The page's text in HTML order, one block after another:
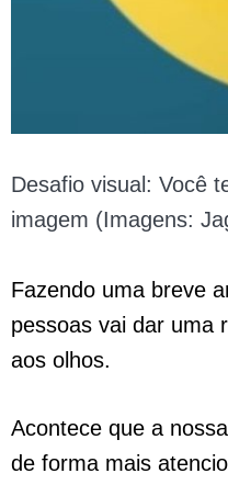
Desafio visual: Você
imagem (Imagens:
Fazendo uma breve
pessoas vai dar uma
aos olhos.
Acontece que a
de forma mais